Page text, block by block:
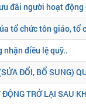
đãi người hoạt động
tổ chức tôn giáo, tổ
nhận điều lệ quỹ..
ĐỔI, BỔ SUNG)
TRỞ LẠI SAU